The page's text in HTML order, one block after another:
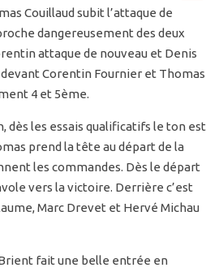
Couillaud subit l’attaque de
dangereusement des deux
attaque de nouveau et Denis
Corentin Fournier et Thomas
4 et 5ème.
dès les essais qualificatifs le ton est
prend la tête au départ de la
les commandes. Dès le départ
vers la victoire. Derrière c’est
Marc Drevet et Hervé Michau
fait une belle entrée en